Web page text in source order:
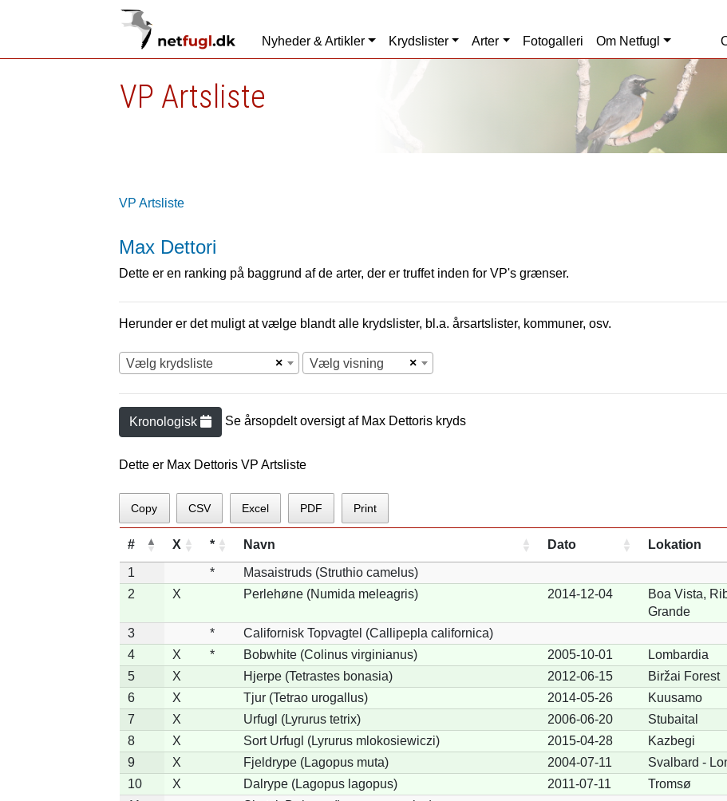
Nyheder & Artikler Krydslister Arter Fotogalleri Om Netfugl
VP Artsliste
VP Artsliste
Max Dettori
Dette er en ranking på baggrund af de arter, der er truffet inden for VP's grænser.
Herunder er det muligt at vælge blandt alle krydslister, bl.a. årsartslister, kommuner, osv.
×
Vælg krydsliste ×
Vælg visning
Kronologisk Se årsopdelt oversigt af Max Dettoris kryds
Dette er Max Dettoris VP Artsliste
Copy CSV Excel PDF Print
# X * Navn Dato Lokation
1 *
Masaistruds (Struthio camelus)
2
X Perlehøne (Numida meleagris) 2014-12-04
Boa Vista,
Grande
3 *
Californisk Topvagtel (Callipepla californica)
4
X * Bobwhite (Colinus virginianus) 2005-10-01 Lombardia
5
X Hjerpe (Tetrastes bonasia) 2012-06-15 Biržai Forest
6
X Tjur (Tetrao urogallus) 2014-05-26 Kuusamo
7
X Urfugl (Lyrurus tetrix) 2006-06-20 Stubaital
8
X Sort Urfugl (Lyrurus mlokosiewiczi) 2015-04-28 Kazbegi
9
X Fjeldrype (Lagopus muta) 2004-07-11 Svalbard -
10
X Dalrype (Lagopus lagopus) 2011-07-11 Tromsø